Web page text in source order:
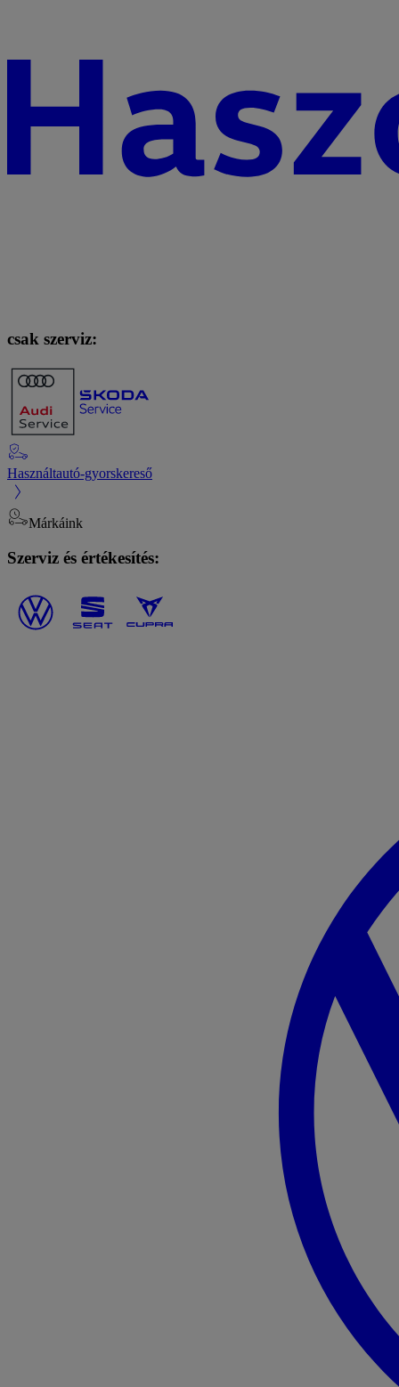
csak szerviz:
Használtautó-gyorskereső
Márkáink
Szerviz és értékesítés: